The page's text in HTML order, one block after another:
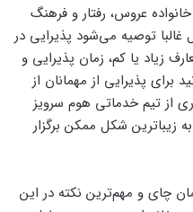
عروس، رفتار و فرهنگ
توصیه ‌می‌شود پذیرایی در
زیاد یا کم، زمان پذیرایی و
برای پذیرایی از مهمانان از
از تیم خدماتی هوم سرویز
زیباترین شکل ممکن برگزار
چای و مهم‌ترین نکته در این